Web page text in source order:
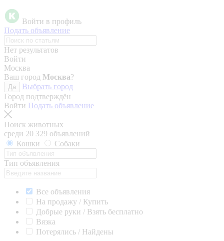
Войти в профиль
Подать объявление
Нет результатов
Войти
Москва
Ваш город Москва?
Да
Выбрать город
Город подтверждён
Войти Подать объявление
Поиск животных
среди 20 329 объявлений
Кошки
Собаки
Тип объявления
Все объявления
На продажу / Купить
Добрые руки / Взять бесплатно
Вязка
Потерялись / Найдены